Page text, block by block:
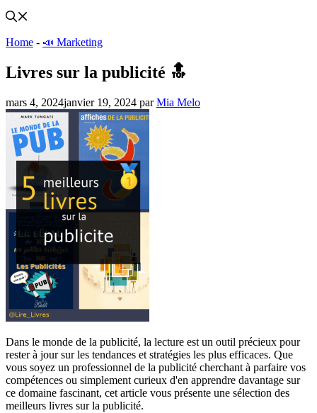
Home - 📣 Marketing
Livres sur la publicité 🔝
mars 4, 2024janvier 19, 2024 parMia Melo
Dans le monde de la publicité, la lecture est un outil précieux pour
rester à jour sur les tendances et stratégies les plus efficaces. Que
vous soyez un professionnel de la publicité cherchant à parfaire vos
compétences ou simplement curieux d'en apprendre davantage sur
ce domaine fascinant, cet article vous présente une sélection des
meilleurs livres sur la publicité.